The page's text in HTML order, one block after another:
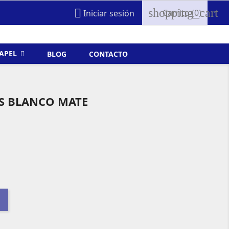
 Iniciar sesión shopping_cart
Carrito(0)
BLOG CONTACTO
BLANCO MATE